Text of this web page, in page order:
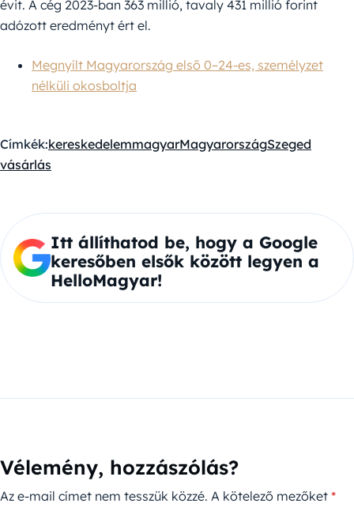
évit. A cég 2023-ban 363 millió, tavaly 431 millió forint
adózott eredményt ért el.
Megnyílt Magyarország első 0–24-es, személyzet
nélküli okosboltja
Címkék:kereskedelemmagyarMagyarországSzeged
vásárlás
Itt állíthatod be, hogy a Google
keresőben elsők között legyen a
HelloMagyar!
Vélemény, hozzászólás?
Az e-mail címet nem tesszük közzé. A kötelező mezőket *